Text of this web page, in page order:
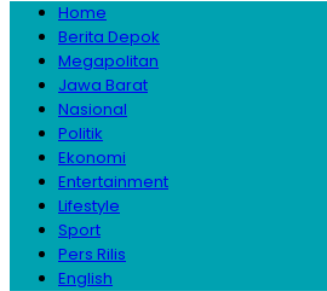
Home
Berita Depok
Megapolitan
Jawa Barat
Nasional
Politik
Ekonomi
Entertainment
Lifestyle
Sport
Pers Rilis
English